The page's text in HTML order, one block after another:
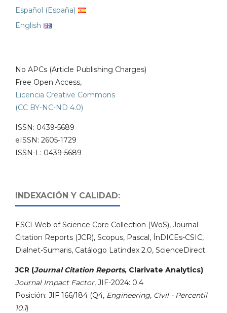
Español (España)
English
No APCs (Article Publishing Charges)
Free Open Access,
Licencia Creative Commons
(CC BY-NC-ND 4.0)
ISSN: 0439-5689
eISSN: 2605-1729
ISSN-L: 0439-5689
INDEXACIÓN Y CALIDAD:
ESCI Web of Science Core Collection (WoS), Journal
Citation Reports (JCR), Scopus, Pascal, ÍnDICEs-CSIC,
Dialnet-Sumaris, Catálogo Latindex 2.0, ScienceDirect.
JCR (Journal Citation Reports, Clarivate Analytics)
Journal Impact Factor, JIF-2024: 0.4
Posición: JIF 166/184 (Q4, Engineering, Civil - Percentil
10.1)